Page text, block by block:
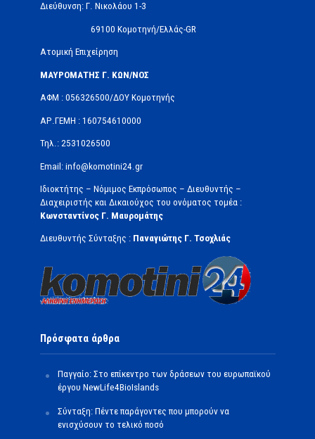
Διεύθυνση: Γ. Νικολάου 1-3
69100 Κομοτηνή/Ελλάς-GR
Ατομική Επιχείρηση
ΜΑΥΡΟΜΑΤΗΣ Γ. ΚΩΝ/ΝΟΣ
ΑΦΜ : 056326500/ΔOΥ Κομοτηνής
ΑΡ.ΓΕΜΗ : 160754610000
Τηλ.: 2531026500
Email: info@komotini24.gr
Ιδιοκτήτης – Νόμιμος Εκπρόσωπος – Διευθυντής –
Διαχειριστής και Δικαιούχος του ονόματος τομέα :
Κωνσταντίνος Γ. Μαυρομάτης
Διευθυντής Σύνταξης : Παναγιώτης Γ. Τσοχλιάς
Πρόσφατα άρθρα
Παγγαίο: Στο επίκεντρο των δράσεων του ευρωπαϊκού
έργου NewLife4BioIslands
Σύνταξη: Πέντε παράγοντες που μπορούν να
ενισχύσουν το τελικό ποσό